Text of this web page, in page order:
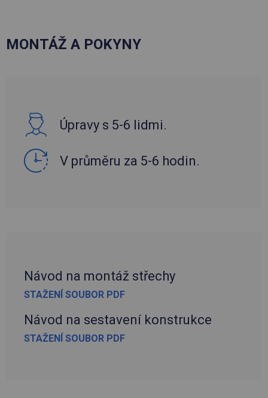
MONTÁŽ A POKYNY
Úpravy s 5-6 lidmi.
V průměru za 5-6 hodin.
Návod na montáž střechy
STAŽENÍ SOUBOR PDF
Návod na sestavení konstrukce
STAŽENÍ SOUBOR PDF